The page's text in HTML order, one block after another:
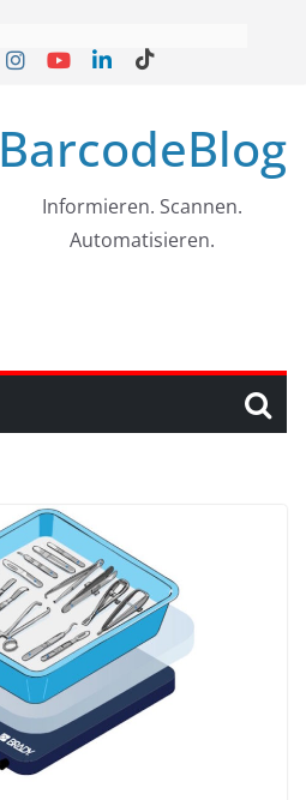
BarcodeBlog
Informieren. Scannen.
Automatisieren.